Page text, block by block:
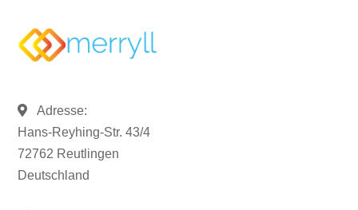
Adresse:
Hans-Reyhing-Str. 43/4
72762 Reutlingen
Deutschland